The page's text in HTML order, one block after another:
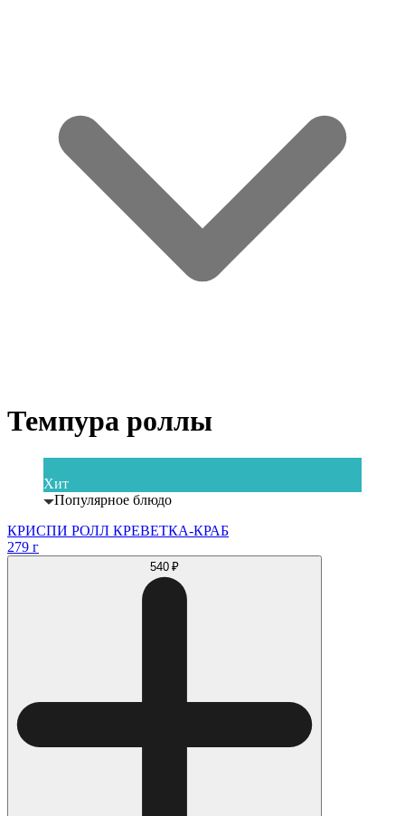
Темпура роллы
Хит
Популярное блюдо
КРИСПИ РОЛЛ КРЕВЕТКА-КРАБ
279 г
540 ₽